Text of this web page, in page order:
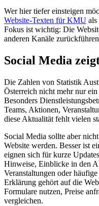
Wer hier tiefer einsteigen
Website-Texten für KMU als
Fokus ist wichtig: Die
anderen Kanäle
Social Media
Die Zahlen von Statistik
Österreich nicht mehr nur
Besonders
Teams, Aktionen,
diese Aktualität fehlt vielen
Social Media sollte aber
Website werden. Besser ist
eignen sich für kurze
Hinweise, Einblicke in den
Veranstaltungen oder
Erklärung gehört auf die
Formulare nutzen, Preise
vergleichen.